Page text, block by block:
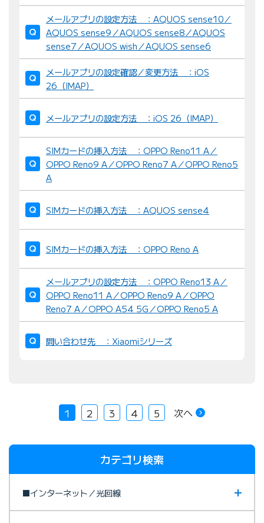
メールアプリの設定方法 ：AQUOS sense10／
AQUOS sense9／AQUOS sense8／AQUOS
sense7／AQUOS wish／AQUOS sense6
メールアプリの設定確認／変更方法 ：iOS
26（IMAP）
メールアプリの設定方法 ：iOS 26（IMAP）
SIMカードの挿入方法 ：OPPO Reno11 A／
OPPO Reno9 A／OPPO Reno7 A／OPPO Reno5
A
SIMカードの挿入方法 ：AQUOS sense4
SIMカードの挿入方法 ：OPPO Reno A
メールアプリの設定方法 ：OPPO Reno13 A／
OPPO Reno11 A／OPPO Reno9 A／OPPO
Reno7 A／OPPO A54 5G／OPPO Reno5 A
問い合わせ先 ：Xiaomiシリーズ
1 2 3 4 5 次へ
カテゴリ検索
■インターネット／光回線